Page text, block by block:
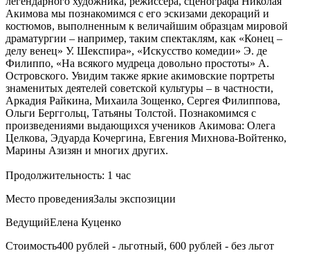
Акимова мы познакомимся с его эскизами декораций и
костюмов, выполненным к величайшим образцам мировой
драматургии – например, таким спектаклям, как «Конец –
делу венец» У. Шекспира», «Искусство комедии» Э. де
Филиппо, «На всякого мудреца довольно простоты» А.
Островского. Увидим также яркие акимовские портреты
знаменитых деятелей советской культуры – в частности,
Аркадия Райкина, Михаила Зощенко, Сергея Филиппова,
Ольги Берггольц, Татьяны Толстой. Познакомимся с
произведениями выдающихся учеников Акимова: Олега
Целкова, Эдуарда Кочергина, Евгения Михнова-Войтенко,
Марины Азизян и многих других.
Продолжительность: 1 час
Место проведенияЗалы экспозиции
ВедущийЕлена Куценко
Стоимость400 рублей - льготный, 600 рублей - без льгот